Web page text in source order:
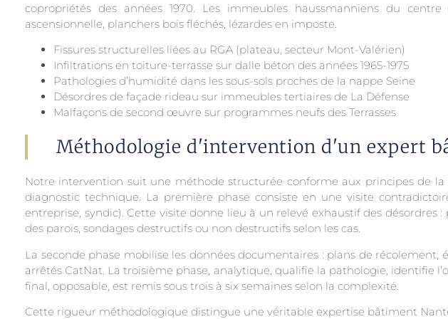
copropriétés des années 1970. Les immeubles haussmanniens du
ascensionnelle, planchers bois fléchés, lézardes en imposte.
Fissures structurelles liées au RGA (plateau, secteur Mont-Valérien)
Infiltrations en toiture-terrasse sur dalle béton des années 1965-1975
Pathologies d’humidité dans les sous-sols proches de la nappe Seine
Désordres de façade rideau sur immeubles tertiaires de La Défense
Malfaçons de second œuvre sur programmes neufs des Terrasses
Méthodologie d'intervention d'un expert
Notre intervention suit une méthode structurée conforme aux principes de la
diagnostic technique. La première phase consiste en une visite
entreprise, syndic). Cette visite donne lieu à un relevé exhaustif des
des parois, sondages destructifs ou non destructifs selon les cas.
La seconde phase mobilise les données documentaires : plans de récolement,
arrêtés CatNat. La troisième phase, analytique, qualifie la pathologie, identifie
final, opposable, est remis sous trois à six semaines selon la complexité.
Cette rigueur méthodologique distingue une véritable expertise bâtiment